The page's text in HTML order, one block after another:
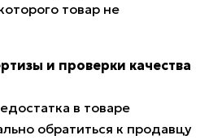
товар не
и проверки качества
в товаре
обратиться к продавцу